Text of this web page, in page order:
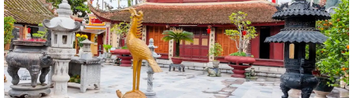
BỘ MẶT TRẬN VÀ CÁC ĐOÀN THỂ TẠI CÁC TỔ DÂN...
THƯ NGỎ VẬN ĐỘNG ỦNG HỘ QUỸ "ĐỀN ƠN ĐÁP NGHĨA" PHƯỜNG AN
DƯƠNG NĂM 2026
PHƯỜNG AN DƯƠNG TỔ CHỨC LỄ CHÀO CỜ VÀ SINH HOẠT DƯỚI CỜ